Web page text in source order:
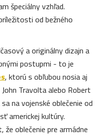
špeciálny vzhľad.
od bežného
a originálny dizajn a
postupmi - to je
, ktorú s obľubou nosia aj
Travolta alebo Robert
na vojenské oblečenie od
americkej kultúry.
oblečenie pre armádne